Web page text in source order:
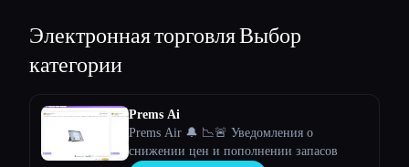
Электронная торговляВыбор
категории
Prems Ai
Prems Air 🔔 📉🚨 Уведомления о
снижении цен и пополнении запасов